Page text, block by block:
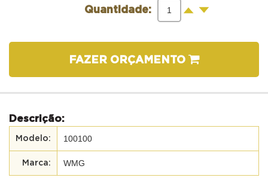
Quantidade: + -
FAZER ORÇAMENTO
Descrição:
100100
WMG